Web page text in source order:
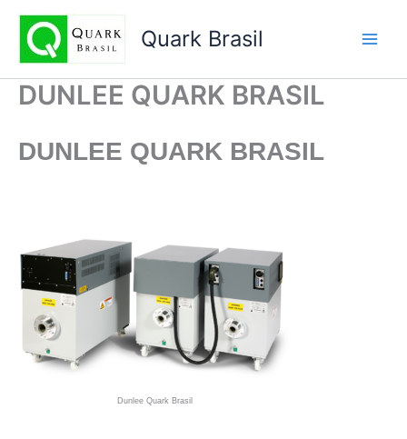
conteúdo
Quark Brasil
DUNLEE QUARK BRASIL
DUNLEE QUARK BRASIL
Dunlee Quark Brasil